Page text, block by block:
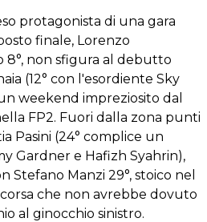
protagonista di una gara
finale, Lorenzo
8°, non sfigura al debutto
(12° con l'esordiente Sky
weekend impreziosito dal
FP2. Fuori dalla zona punti
Pasini (24° complice un
Gardner e Hafizh Syahrin),
Stefano Manzi 29°, stoico nel
che non avrebbe dovuto
al ginocchio sinistro.